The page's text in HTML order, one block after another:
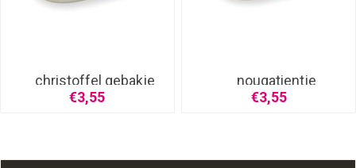
christoffel gebakje
€3,55
nougatientje
€3,55